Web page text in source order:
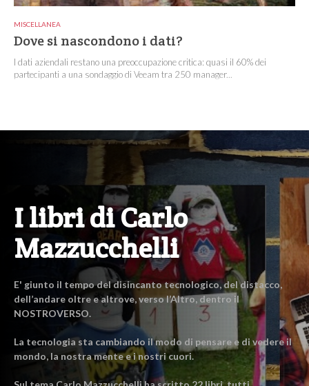
MISCELLANEA
Dove si nascondono i dati?
I dati aziendali restano una preoccupazione critica: quasi il 60% dei
partecipanti a una sondaggio di Veeam tra 250 manager...
I libri di Carlo
Mazzucchelli
E' giunto il tempo del disincanto tecnologico, del distacco,
dell’andare oltre e altrove, verso l’Altro, dentro il
NOSTROVERSO.
La tecnologia sta cambiando il modo di pensare e di vedere il
mondo, la nostra mente e i nostri cuori.